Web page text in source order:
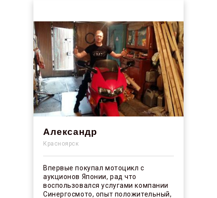
Александр
Красноярск
Впервые покупал мотоцикл с
аукционов Японии, рад что
воспользовался услугами компании
Синергосмото, опыт положительный,